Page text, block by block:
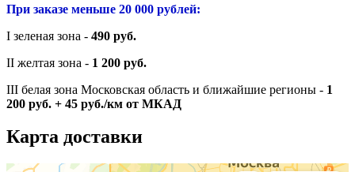
При заказе меньше 20 000 рублей:
I зеленая зона - 490 руб.
II желтая зона - 1 200 руб.
III белая зона Московская область и ближайшие регионы - 1
200 руб. + 45 руб./км от МКАД
Карта доставки